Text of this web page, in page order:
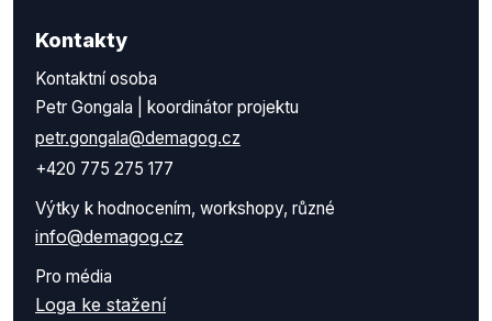
Kontakty
Kontaktní osoba
Petr Gongala | koordinátor projektu
petr.gongala@demagog.cz
+420 775 275 177
Výtky k hodnocením, workshopy, různé
info@demagog.cz
Pro média
Loga ke stažení